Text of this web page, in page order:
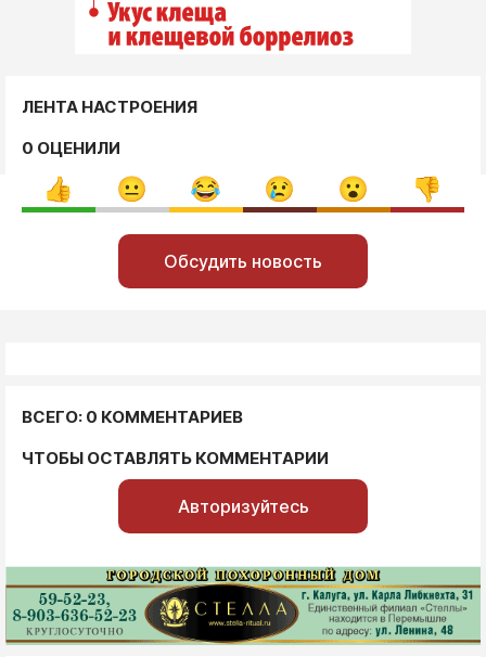
ЛЕНТА НАСТРОЕНИЯ
0 ОЦЕНИЛИ
Обсудить новость
ВСЕГО: 0 КОММЕНТАРИЕВ
ЧТОБЫ ОСТАВЛЯТЬ КОММЕНТАРИИ
Авторизуйтесь